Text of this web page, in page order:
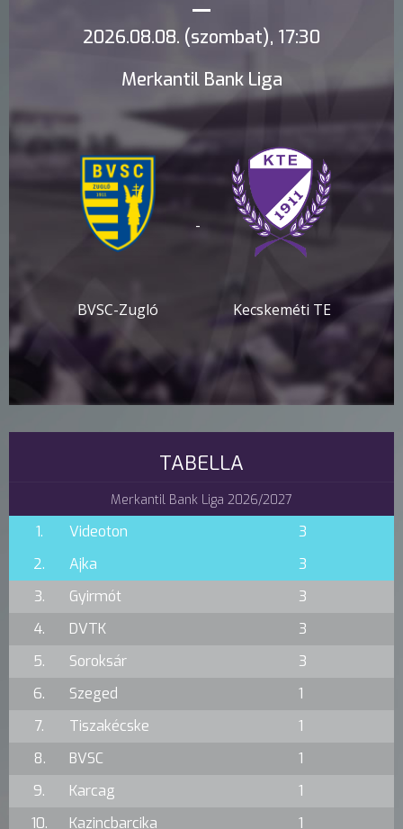
2026.08.08. (szombat), 17:30
Merkantil Bank Liga
BVSC-Zugló
-
Kecskeméti TE
TABELLA
Merkantil Bank Liga 2026/2027
1. Videoton
3
2.
Ajka
3
3.
Gyirmót
3
4.
DVTK
3
5.
Soroksár
3
6.
Szeged
1
7.
Tiszakécske
1
8.
BVSC
1
9.
Karcag
1
10.
Kazincbarcika 1